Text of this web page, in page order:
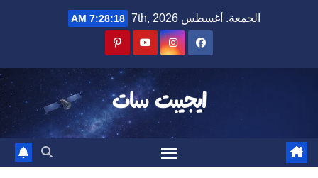
الجمعة. أغسطس 7th, 2026 7:28:19 AM
ايجيبت سات